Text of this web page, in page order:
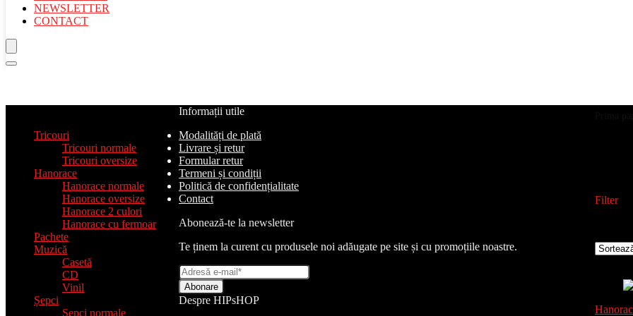
NEWSLETTER
CONTACT
Tricouri
Tricouri normale
Tricouri oversize
Hanorace
Hanorace normale
Hanorace oversize
Hanorace 2 culori
Hanorace cu fermoar
Pachete
Muzică
Casetă
CD
Vinil
Șepci
Șepci normale
Filter
Informații utile
Modalități de plată
Livrare și retur
Formular retur
Termeni și condiții
Politică de confidențialitate
Contact
Abonează-te la newsletter
Te ținem la curent cu produsele noi adăugate pe site și cu promoțiile noastre.
Despre HIPsHOP